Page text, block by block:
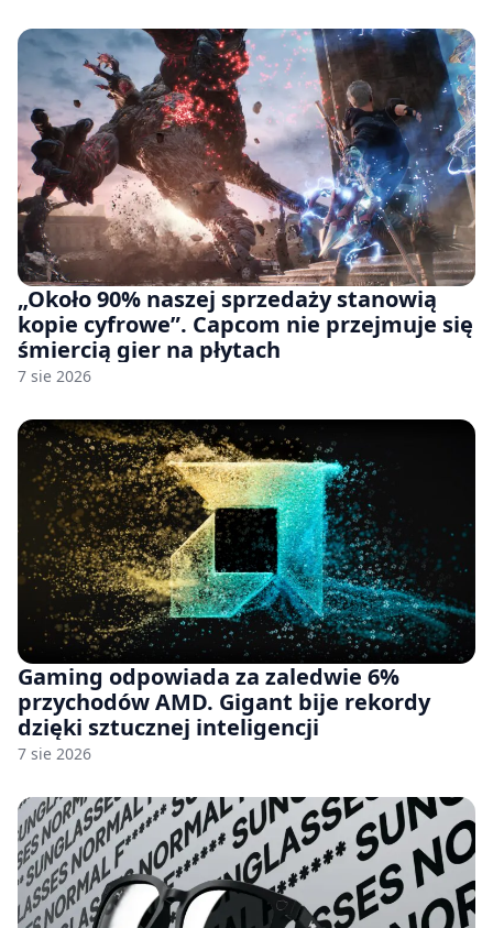
„Około 90% naszej sprzedaży stanowią
kopie cyfrowe”. Capcom nie przejmuje się
śmiercią gier na płytach
7 sie 2026
Gaming odpowiada za zaledwie 6%
przychodów AMD. Gigant bije rekordy
dzięki sztucznej inteligencji
7 sie 2026